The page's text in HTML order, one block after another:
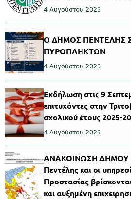
4 Αυγούστου 2026
Ο ΔΗΜΟΣ ΠΕΝΤΕΛΗΣ
ΠΥΡΟΠΛΗΚΤΩΝ
4 Αυγούστου 2026
Εκδήλωση στις 9
επιτυχόντες στην
σχολικού έτους 2025-
4 Αυγούστου 2026
ΑΝΑΚΟΙΝΩΣΗ ΔΗΜΟΥ
Πεντέλης και οι
Προστασίας
και αυξημένη